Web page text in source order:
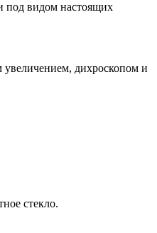
под видом настоящих
увеличением, дихроскопом и
стекло.